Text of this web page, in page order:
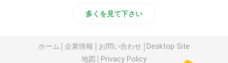
多くを見て下さい
ホーム 企業情報 お問い合わせ
Desktop Site
地図
Privacy Policy